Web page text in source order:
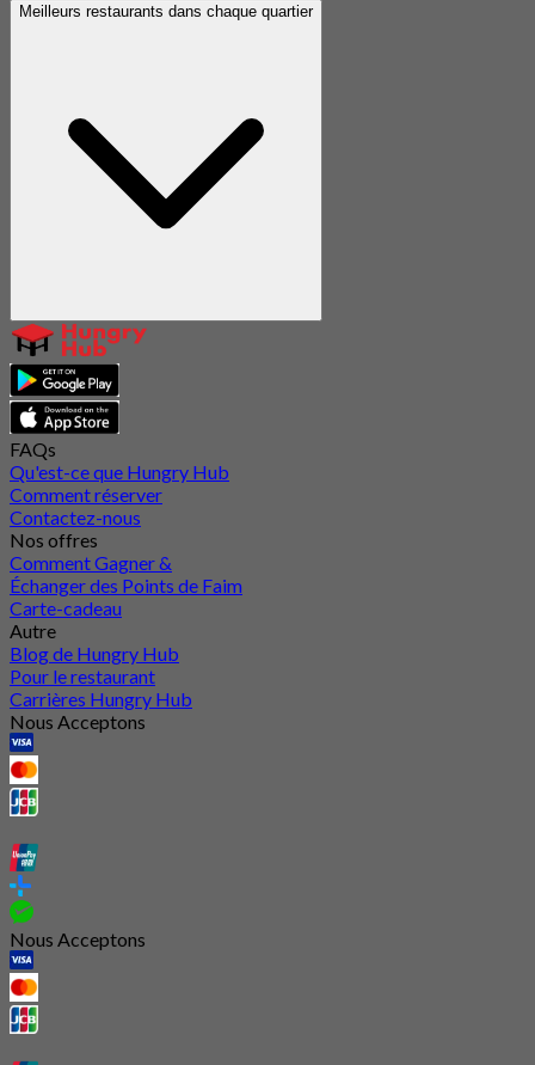
Meilleurs restaurants dans chaque quartier
FAQs
Qu'est-ce que Hungry Hub
Comment réserver
Contactez-nous
Nos offres
Comment Gagner &
Échanger des Points de Faim
Carte-cadeau
Autre
Blog de Hungry Hub
Pour le restaurant
Carrières Hungry Hub
Nous Acceptons
Nous Acceptons